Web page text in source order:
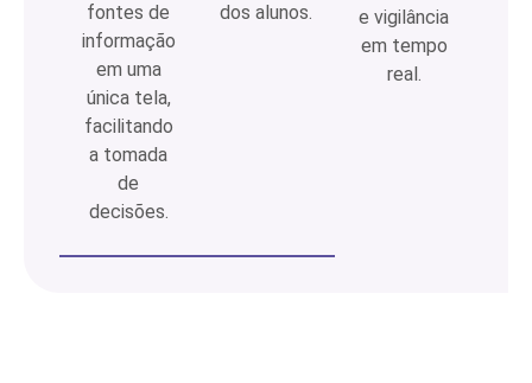
fontes de
informação
em uma
única tela,
facilitando
a tomada
de
decisões.
dos alunos.
e vigilância
em tempo
real.